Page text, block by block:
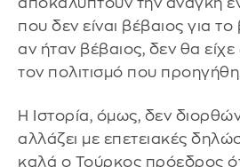
που δεν είναι βέβαιος για το
αν ήταν βέβαιος, δεν θα
τον πολιτισμό που
Η Ιστορία, όμως, δεν
αλλάζει με επετειακές
καλά ο Τούρκος πρόεδρος